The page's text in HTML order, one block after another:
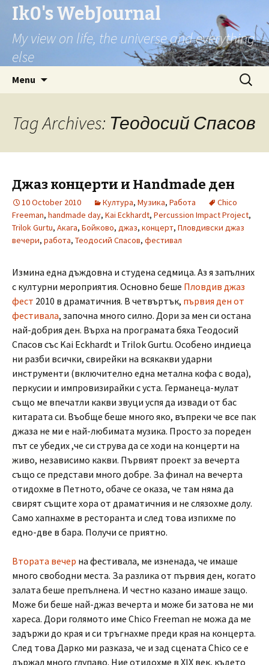
Ik0's WebJournal
My view on life, the universe and everything
else
Menu
Search
for:
Tag Archives: Теодосий Спасов
Джаз концерти и Handmade ден
10 October 2010 Култура, Музика, Работа
Chico
Freeman, handmade day, Kai Eckhardt, Percussion Impact Project,
Trilok Gurtu, Акага, Бойково, джаз, концерт, Пловдивски джаз
вечери, работа, Теодосий Спасов, фестивал
Измина една дъждовна и студена седмица. Аз я запълних
с културни мероприятия. Основно беше Пловдив джаз
фест 2010 в драматичния. В четвъртък, първия ден от
фестивала, започна много силно. Дори за мен си остана
най-добрия ден. Върха на програмата бяха Теодосий
Спасов със Kai Eckhardt и Trilok Gurtu. Особено индиеца
ни разби всички, свирейки на всякакви ударни
инструменти (включително една метална кофа с вода),
перкусии и импровизирайки с уста. Германеца-мулат
също ме впечатли какви звуци успя да извади от бас
китарата си. Въобще беше много яко, въпреки че все пак
джаза не ми е най-любимата музика. Просто за пореден
път се убедих ,че си струва да се ходи на концерти на
живо, независимо какви. Първият проект за вечерта
също се представи много добре. За финал на вечерта
отидохме в Петното, обаче се оказа, че там няма да
свирят същите хора от драматичния и не слязохме долу.
Само хапнахме в ресторанта и след това изпихме по
едно-две в бара. Получи се приятно.
Втората вечер на фестивала, ме изненада, че имаше
много свободни места. За разлика от първия ден, когато
залата беше препълнена. И честно казано имаше защо.
Може би беше най-джаз вечерта и може би затова не ми
хареса. Дори голямото име Chico Freeman не можа да ме
задържи до края и си тръгнахме преди края на концерта.
След това Дарко ми разказа, че и зад сцената Chico се е
държал много глупаво. Ние отидохме в XIX век, където